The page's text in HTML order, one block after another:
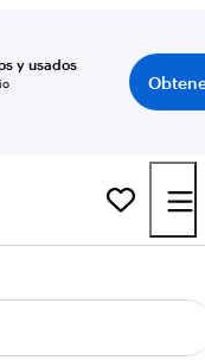
y usados